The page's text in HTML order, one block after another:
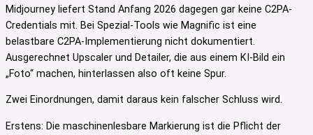
Midjourney liefert Stand Anfang 2026 dagegen gar keine C2PA-
Credentials mit. Bei Spezial-Tools wie Magnific ist eine
belastbare C2PA-Implementierung nicht dokumentiert.
Ausgerechnet Upscaler und Detailer, die aus einem KI-Bild ein
„Foto“ machen, hinterlassen also oft keine Spur.
Zwei Einordnungen, damit daraus kein falscher Schluss wird.
Erstens: Die maschinenlesbare Markierung ist die Pflicht der